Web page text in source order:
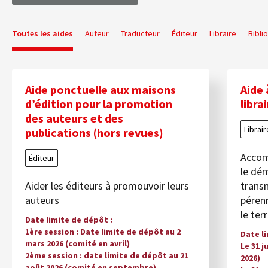
Toutes les aides Auteur Traducteur Éditeur Libraire
Aide ponctuelle aux maisons
d’édition pour la promotion
des auteurs et des
publications (hors revues)
Éditeur
Aider les éditeurs à promouvoir leurs
auteurs
Date limite de dépôt
1ère session : Date limite de dépôt au 2
mars 2026 (comité en avril)
2ème session : date limite de dépôt au 21
Aide
le
le
Date
Le 31
2026)